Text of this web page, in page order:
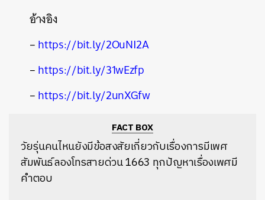
อ้างอิง
–https://bit.ly/2OuNI2A
–https://bit.ly/31wEzfp
–https://bit.ly/2unXGfw
FACT BOX
วัยรุ่นคนไหนยังมีข้อสงสัยเกี่ยวกับเรื่องการมีเพศ
สัมพันธ์ ลองโทรสายด่วน 1663 ทุกปัญหาเรื่องเพศมี
คำตอบ